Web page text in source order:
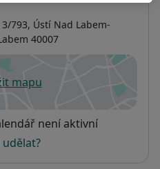
793, Ústí Nad Labem-
40007
mapu
se otevře v nové záložce
není aktivní